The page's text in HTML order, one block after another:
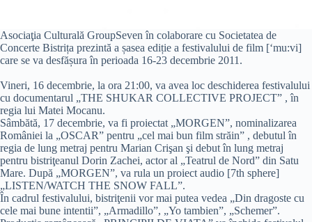
Asociaţia Culturală GroupSeven în colaborare cu Societatea de
Concerte Bistrița prezintă a șasea ediție a festivalului de film [‘mu:vi]
care se va desfășura în perioada 16-23 decembrie 2011.
Vineri, 16 decembrie, la ora 21:00, va avea loc deschiderea festivalului
cu documentarul „THE SHUKAR COLLECTIVE PROJECT” , în
regia lui Matei Mocanu.
Sâmbătă, 17 decembrie, va fi proiectat „MORGEN”, nominalizarea
României la „OSCAR” pentru „cel mai bun film străin” , debutul în
regia de lung metraj pentru Marian Crişan şi debut în lung metraj
pentru bistriţeanul Dorin Zachei, actor al „Teatrul de Nord” din Satu
Mare. După „MORGEN”, va rula un proiect audio [7th sphere]
„LISTEN/WATCH THE SNOW FALL”.
În cadrul festivalului, bistriţenii vor mai putea vedea „Din dragoste cu
cele mai bune intentii”, „Armadillo”, „Yo tambien”, „Schemer”.